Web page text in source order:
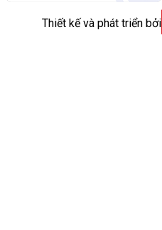
Thiết kế và phát triển bởi